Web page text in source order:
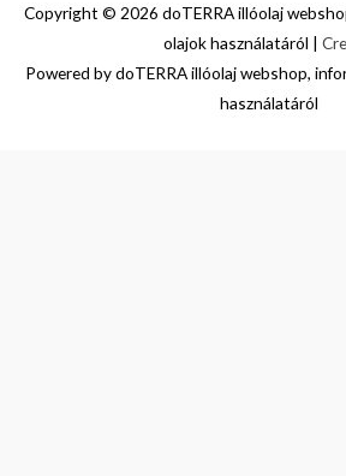
Copyright © 2026 doTERRA illóolaj
olajok használatáról |
Powered bydoTERRA illóolaj webshop,
használatáról